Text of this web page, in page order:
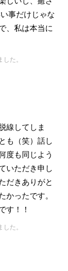
事だけじゃな
、私は本当に
た。
線してしま
も（笑）話し
度も同じよう
いただき申し
だきありがと
かったです。
す！！
た。